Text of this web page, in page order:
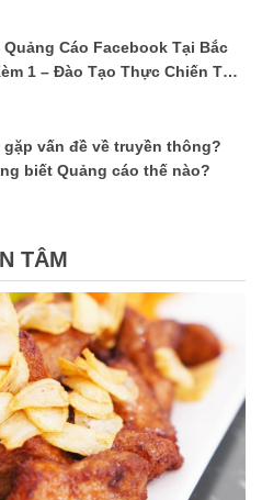
Quảng Cáo Facebook Tại Bắc
1 – Đào Tạo Thực Chiến Từ
gặp vấn đề về truyền thông?
biết Quảng cáo thế nào?
TÂM